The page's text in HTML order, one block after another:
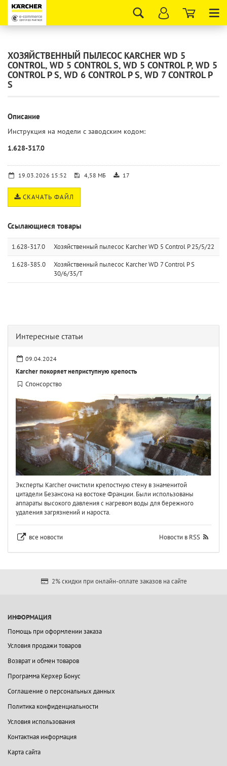
ХОЗЯЙСТВЕННЫЙ ПЫЛЕСОС KARCHER WD 5
CONTROL, WD 5 CONTROL S, WD 5 CONTROL P, WD 5
CONTROL P S, WD 6 CONTROL P S, WD 7 CONTROL P
S
Описание
Инструкция на модели с заводским кодом:
1.628-317.0
19.03.2026 15:52 4,58 МБ 17
СКАЧАТЬ ФАЙЛ
Ссылающиеся товары
1.628-317.0 Хозяйственный пылесос Karcher WD 5 Control P 25/5/22
1.628-385.0
Хозяйственный пылесос Karcher WD 7 Control P S
30/6/35/T
Интересные статьи
09.04.2024
Karcher покоряет неприступную крепость
Спонсорство
Эксперты Karcher очистили крепостную стену в знаменитой
цитадели Безансона на востоке Франции. Были использованы
аппараты высокого давления с нагревом воды для бережного
удаления загрязнений и нароста.
все новости Новости в RSS
2% скидки при онлайн-оплате заказов на сайте
ИНФОРМАЦИЯ
Помощь при оформлении заказа
Условия продажи товаров
Возврат и обмен товаров
Программа Керхер Бонус
Соглашение о персональных данных
Политика конфиденциальности
Условия использования
Контактная информация
Карта сайта